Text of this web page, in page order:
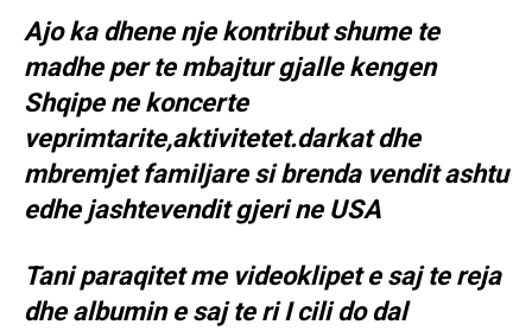
Ajo ka dhene nje kontribut shume te
madhe per te mbajtur gjalle kengen
Shqipe ne koncerte
veprimtarite,aktivitetet.darkat dhe
mbremjet familjare si brenda vendit ashtu
edhe jashtevendit gjeri ne USA
Tani paraqitet me videoklipet e saj te reja
dhe albumin e saj te ri I cili do dal